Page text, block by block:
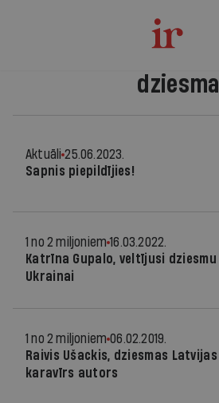
dziesma
Aktuāli 25.06.2023.
Sapnis piepildījies!
1 no 2 miljoniem 16.03.2022.
Katrīna Gupalo, veltījusi dziesmu
Ukrainai
1 no 2 miljoniem 06.02.2019.
Raivis Ušackis, dziesmas Latvijas
karavīrs autors